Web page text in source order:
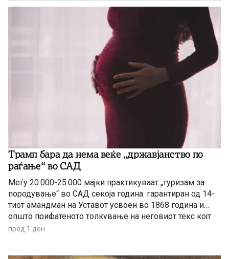
Трамп бара да нема веќе „државјанство по
раѓање“ во САД
Меѓу 20.000-25.000 мајки практикуваат „туризам за
породување“ во САД секоја година. гарантиран од 14-
тиот амандман на Уставот усвоен во 1868 година и
општо прифатеното толкување на неговиот текс којт
гарантира државјанство на речиси секој роден во САД
пред 1 ден